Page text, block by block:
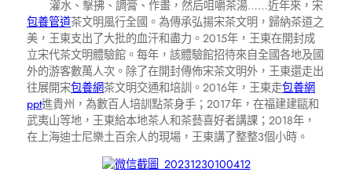
灌水、擊拂、調膏、作畫，然后咀嚼茶湯……近年來，宋
包養管道茶文明風行全國。為傳承弘揚宋茶文明，歸納茶道之
美，王東支出了大批的血汗和盡力。2015年，王東在開封成
立宋代茶文明體驗館。每年，該體驗館招待來自全國各地及國
外的游客數萬人次。除了在開封傳佈宋茶文明外，王東還走出
往展開宋包養網茶文明交通和培訓。2016年，王東走包養網
ppt進貴州，為數百人培訓點茶身手；2017年，在福建建甌和
武夷山等地，王東給本地茶人和茶藝喜好者講課；2018年，
在上海迪士尼樂土百余人的現場，王東講了整整3個小時。